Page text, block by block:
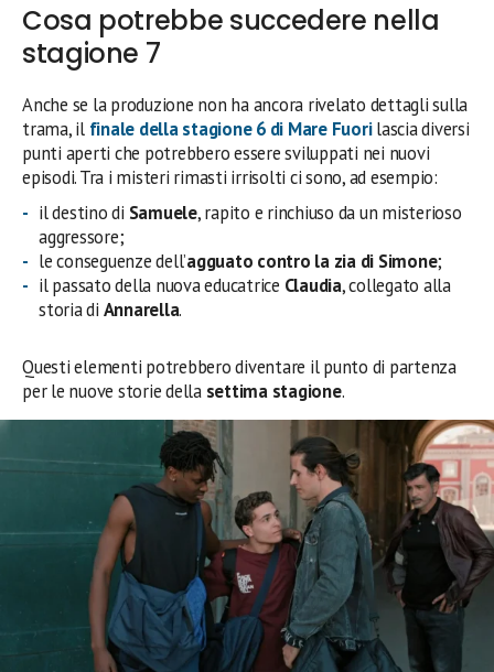
Cosa potrebbe succedere nella
stagione 7
Anche se la produzione non ha ancora rivelato dettagli sulla
trama, il finale dellastagione 6 di Mare Fuorilascia diversi
punti aperti che potrebbero essere sviluppati nei nuovi
episodi. Tra i misteri rimasti irrisolti ci sono, ad esempio:
il destino di Samuele, rapito e rinchiuso da un misterioso
aggressore;
le conseguenze dell’agguato contro la zia di Simone;
il passato della nuova educatrice Claudia, collegato alla
storia di Annarella.
Questi elementi potrebbero diventare il punto di partenza
per le nuove storie della settima stagione.